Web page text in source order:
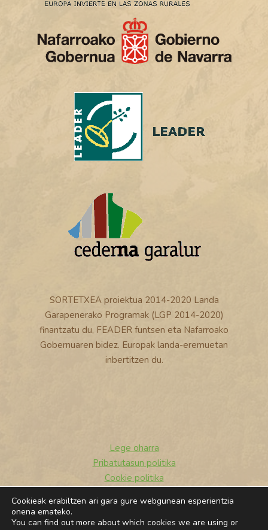
SORTETXEA proiektua 2014-2020 Landa
Garapenerako Programak (LGP 2014-2020)
finantzatu du, FEADER funtsen eta Nafarroako
Gobernuaren bidez. Europak landa-eremuetan
inbertitzen du.
© 2026 Sortetxea
Lege oharra
Pribatutasun politika
Cookie politika
Cookieak erabiltzen ari gara gure webgunean esperientzia
onena emateko.
You can find out more about which cookies we are using or